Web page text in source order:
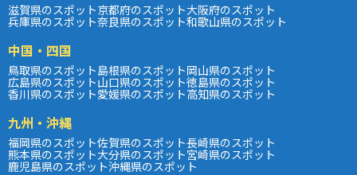
滋賀県のスポット京都府のスポット大阪府のスポット
兵庫県のスポット奈良県のスポット和歌山県のスポット
中国・四国
鳥取県のスポット島根県のスポット岡山県のスポット
広島県のスポット山口県のスポット徳島県のスポット
香川県のスポット愛媛県のスポット高知県のスポット
九州・沖縄
福岡県のスポット佐賀県のスポット長崎県のスポット
熊本県のスポット大分県のスポット宮崎県のスポット
鹿児島県のスポット沖縄県のスポット